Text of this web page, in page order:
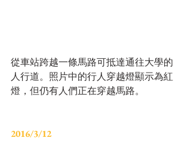
從車站跨越一條馬路可抵達通往大學的
人行道。照片中的行人穿越燈顯示為紅
燈，但仍有人們正在穿越馬路。
2016/3/12